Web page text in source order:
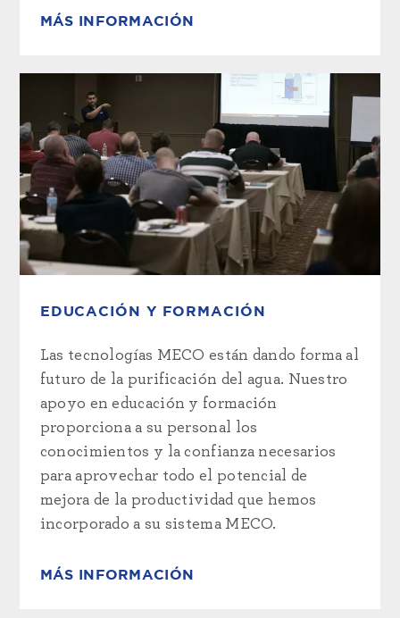
MÁS INFORMACIÓN
EDUCACIÓN Y FORMACIÓN
Las tecnologías MECO están dando forma al
futuro de la purificación del agua. Nuestro
apoyo en educación y formación
proporciona a su personal los
conocimientos y la confianza necesarios
para aprovechar todo el potencial de
mejora de la productividad que hemos
incorporado a su sistema MECO.
MÁS INFORMACIÓN